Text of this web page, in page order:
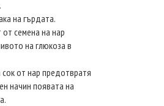
на гърдата.
от семена на нар
на глюкоза в
от нар предотвратя
начин появата на